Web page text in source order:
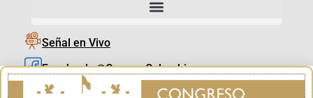
Señal en Vivo
Facebook_@CamaraColombia
Instagram_@CamaraColombia